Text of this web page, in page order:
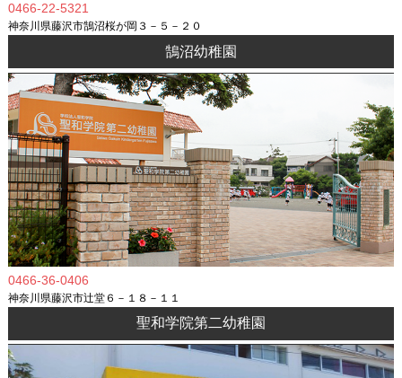
0466-22-5321
神奈川県藤沢市鵠沼桜が岡３－５－２０
鵠沼幼稚園
0466-36-0406
神奈川県藤沢市辻堂６－１８－１１
聖和学院第二幼稚園